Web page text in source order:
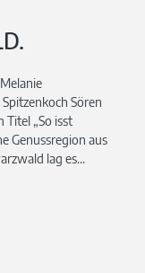
Sören
Titel „So isst
Genussregion aus
lag es...